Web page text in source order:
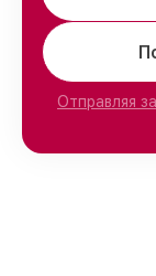
Отправляя